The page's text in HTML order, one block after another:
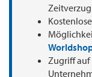
Zugriff auf